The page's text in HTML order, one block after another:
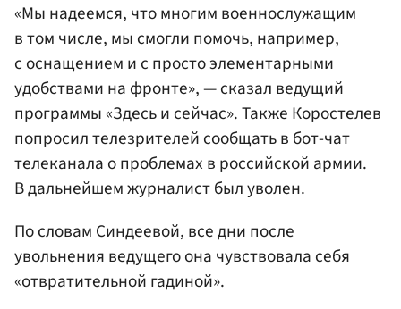
«Мы надеемся, что многим военнослужащим
в том числе, мы смогли помочь, например,
с оснащением и с просто элементарными
удобствами на фронте», — сказал ведущий
программы «Здесь и сейчас». Также Коростелев
попросил телезрителей сообщать в бот-чат
телеканала о проблемах в российской армии.
В дальнейшем журналист был уволен.
По словам Синдеевой, все дни после
увольнения ведущего она чувствовала себя
«отвратительной гадиной».